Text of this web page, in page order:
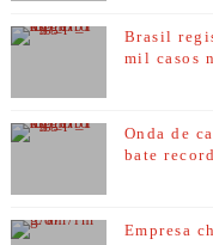
Brasil
mil casos
Onda de
bate
Empresa